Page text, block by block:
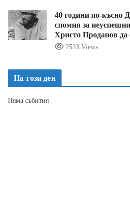
40 години по-късно
спомня за
Христо Проданов да
2533 Views
На този ден
Няма събития